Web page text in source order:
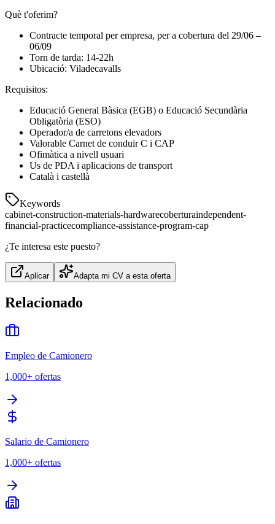
Què t'oferim?
Contracte temporal per empresa, per a cobertura del 29/06 –
06/09
Torn de tarda: 14-22h
Ubicació: Viladecavalls
Requisitos:
Educació General Bàsica (EGB) o Educació Secundària
Obligatòria (ESO)
Operador/a de carretons elevadors
Valorable Carnet de conduir C i CAP
Ofimàtica a nivell usuari
Us de PDA i aplicacions de transport
Català i castellà
Keywords
cabinet-construction-materials-hardwarecoberturaindependent-
financial-practicecompliance-assistance-program-cap
¿Te interesa este puesto?
Aplicar Adapta mi CV a esta oferta
Relacionado
Empleo de Camionero
1,000+ ofertas
Salario de Camionero
1,000+ ofertas